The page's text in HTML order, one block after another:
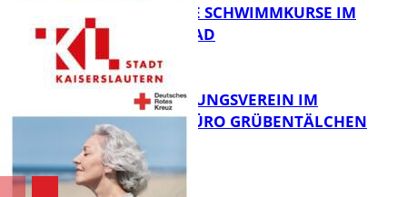
FB Gesundheit
KOSTENLOSE SCHWIMMKURSE IM
WARMFREIBAD
DRK BETREUUNGSVEREIN IM
STADTTEILBÜRO GRÜBENTÄLCHEN